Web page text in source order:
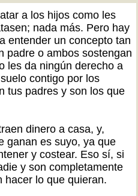
a los hijos como les
nada más. Pero hay
entender un concepto tan
padre o ambos sostengan
les da ningún derecho a
contigo por los
tus padres y son los que
dinero a casa, y,
ganan es suyo, ya que
y costear. Eso sí, si
y son completamente
hacer lo que quieran.